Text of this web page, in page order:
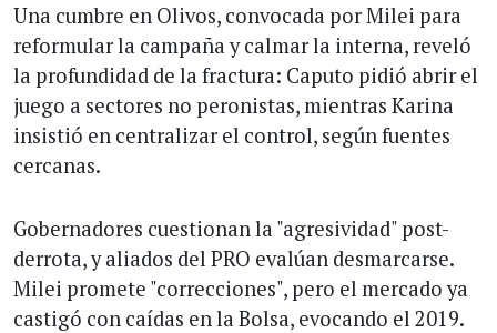
Una cumbre en Olivos, convocada por Milei para
reformular la campaña y calmar la interna, reveló
la profundidad de la fractura: Caputo pidió abrir el
juego a sectores no peronistas, mientras Karina
insistió en centralizar el control, según fuentes
cercanas.
Gobernadores cuestionan la "agresividad" post-
derrota, y aliados del PRO evalúan desmarcarse.
Milei promete "correcciones", pero el mercado ya
castigó con caídas en la Bolsa, evocando el 2019.